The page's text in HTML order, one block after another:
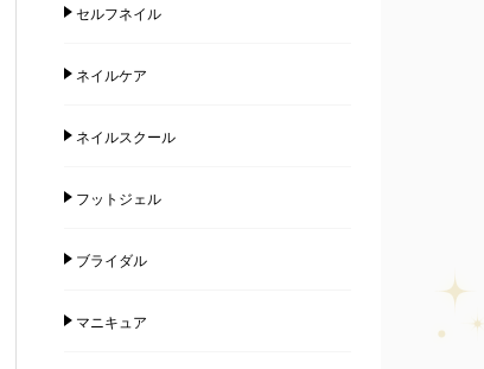
セルフネイル
ネイルケア
ネイルスクール
フットジェル
ブライダル
マニキュア